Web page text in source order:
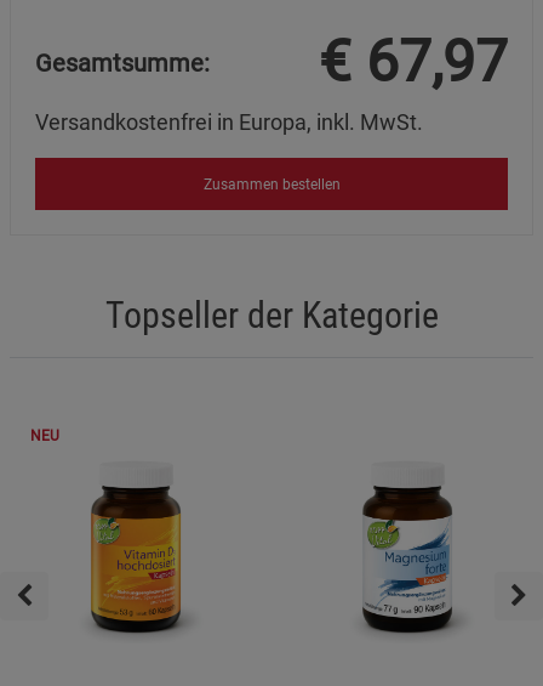
Gesamtsumme: € 67,97
Versandkostenfrei in Europa, inkl. MwSt.
Zusammen bestellen
Topseller der Kategorie
NEU